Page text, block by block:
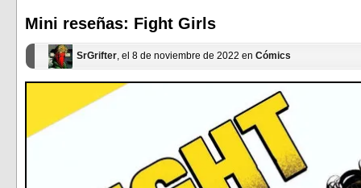
ventana
nueva)
ventana
nueva)
Mini reseñas: Fight Girls
SrGrifter, el 8 de noviembre de 2022 en Cómics